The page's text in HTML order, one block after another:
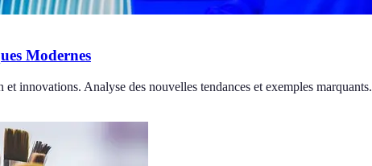
Modernes
innovations. Analyse des nouvelles tendances et exemples marquants.